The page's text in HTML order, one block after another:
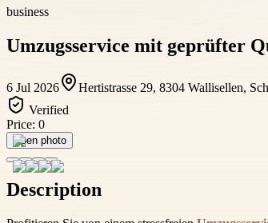
business
Umzugsservice mit geprüfter
6 Jul 2026
Hertistrasse 29, 8304 Wallisellen,
Verified
Price: 0
Open photo
Description